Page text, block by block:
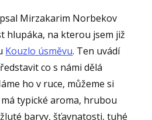
Mirzakarim Norbekov
hlupáka, na kterou jsem již
Kouzlo úsměvu. Ten uvádí
co s námi dělá
ho v ruce, můžeme si
typické aroma, hrubou
barvy, šťavnatosti, tuhé